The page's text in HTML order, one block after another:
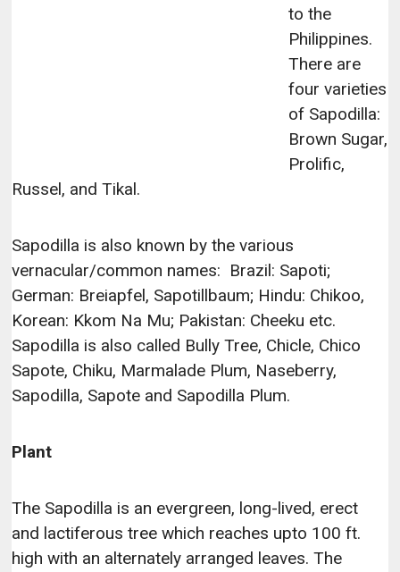
to the
Philippines.
There are
four varieties
of Sapodilla:
Brown Sugar,
Prolific,
Russel, and Tikal.
Sapodilla is also known by the various
vernacular/common names: Brazil: Sapoti;
German: Breiapfel, Sapotillbaum; Hindu: Chikoo,
Korean: Kkom Na Mu; Pakistan: Cheeku etc.
Sapodilla is also called Bully Tree, Chicle, Chico
Sapote, Chiku, Marmalade Plum, Naseberry,
Sapodilla, Sapote and Sapodilla Plum.
Plant
The Sapodilla is an evergreen, long-lived, erect
and lactiferous tree which reaches upto 100 ft.
high with an alternately arranged leaves. The